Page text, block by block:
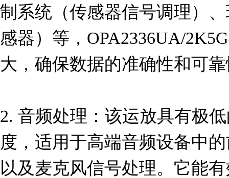
制系统（传感器信号调理）
感器）等，OPA2336UA/
大，确保数据的准确性和可
2. 音频处理：该运放具有极
度，适用于高端音频设备中
以及麦克风信号处理。它能